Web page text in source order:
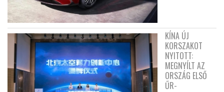
KÍNA ÚJ
KORSZAKOT
NYITOTT:
MEGNYÍLT AZ
ORSZÁG ELSŐ
ŰR-